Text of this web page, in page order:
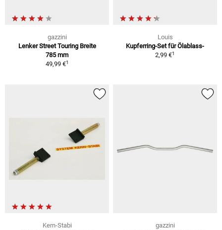
gazzini
Lenker Street Touring Breite
785 mm
49,99 €1
Louis
Kupferring-Set für Ölablass-
2,99 €1
Kern-Stabi
gazzini